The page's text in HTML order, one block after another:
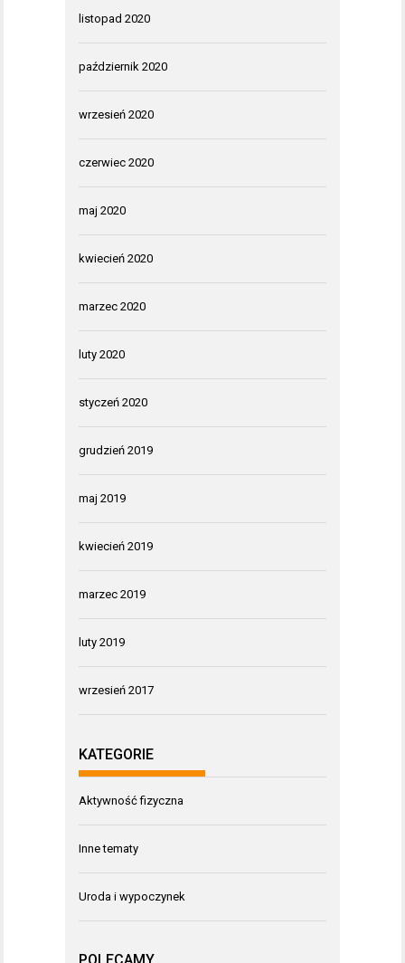
listopad 2020
październik 2020
wrzesień 2020
czerwiec 2020
maj 2020
kwiecień 2020
marzec 2020
luty 2020
styczeń 2020
grudzień 2019
maj 2019
kwiecień 2019
marzec 2019
luty 2019
wrzesień 2017
KATEGORIE
Aktywność fizyczna
Inne tematy
Uroda i wypoczynek